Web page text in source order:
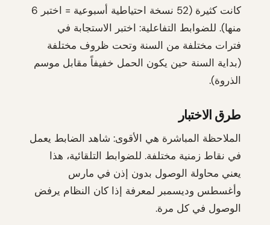
كانت كثيرة (52 نسخة احتياطية أسبوعية = اختبر 6
منها). للضوابط التفاعلية: اختبر الاستجابة في
فترات مختلفة من السنة وتحت ظروف مختلفة
(بداية السنة حين يكون الحمل خفيفاً مقابل موسم
الذروة).
طرق الاختبار
الملاحظة المباشرة هي الأقوى: شاهد الضابط يعمل
في نقاط زمنية مختلفة. للضوابط التلقائية، هذا
يعني محاولة الوصول بدون إذن في مارس
وأغسطس وديسمبر لمعرفة إذا كان النظام يرفض
الوصول في كل مرة.